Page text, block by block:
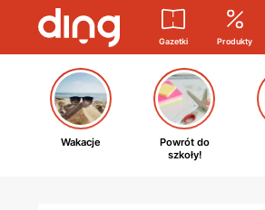
Gazetki Produkty
Wakacje
Powrót do
szkoły!